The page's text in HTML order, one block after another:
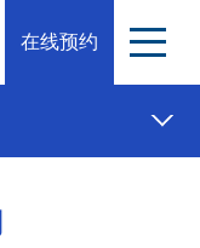
在线预约